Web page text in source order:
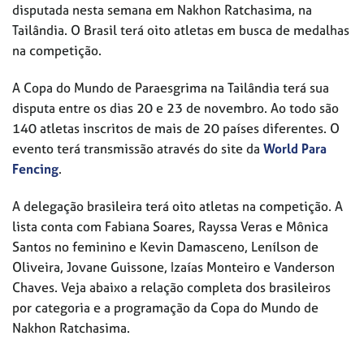
disputada nesta semana em Nakhon Ratchasima, na
Tailândia. O Brasil terá oito atletas em busca de medalhas
na competição.
A Copa do Mundo de Paraesgrima na Tailândia terá sua
disputa entre os dias 20 e 23 de novembro. Ao todo são
140 atletas inscritos de mais de 20 países diferentes. O
evento terá transmissão através do site da World Para
Fencing.
A delegação brasileira terá oito atletas na competição. A
lista conta com Fabiana Soares, Rayssa Veras e Mônica
Santos no feminino e Kevin Damasceno, Lenílson de
Oliveira, Jovane Guissone, Izaías Monteiro e Vanderson
Chaves. Veja abaixo a relação completa dos brasileiros
por categoria e a programação da Copa do Mundo de
Nakhon Ratchasima.